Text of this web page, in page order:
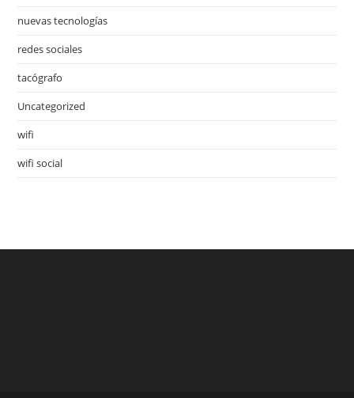
nuevas tecnologías
redes sociales
tacógrafo
Uncategorized
wifi
wifi social